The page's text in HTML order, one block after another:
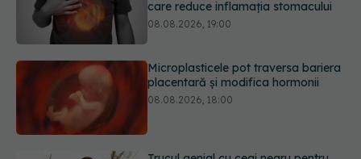
Microplasticele pot traversa bariera
placentară și modifica hormonii
Trucul genial cu ceai negru pentru